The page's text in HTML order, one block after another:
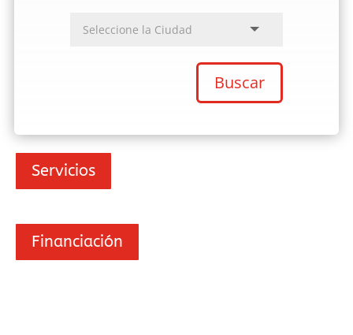
Buscar
Servicios
Financiación